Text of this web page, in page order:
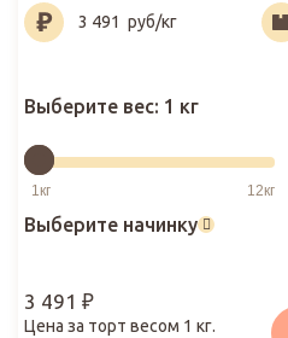
3 491 руб/кг
Выберите вес: 1 кг
Выберите начинку
3 491 ₽
Цена за торт весом 1 кг.